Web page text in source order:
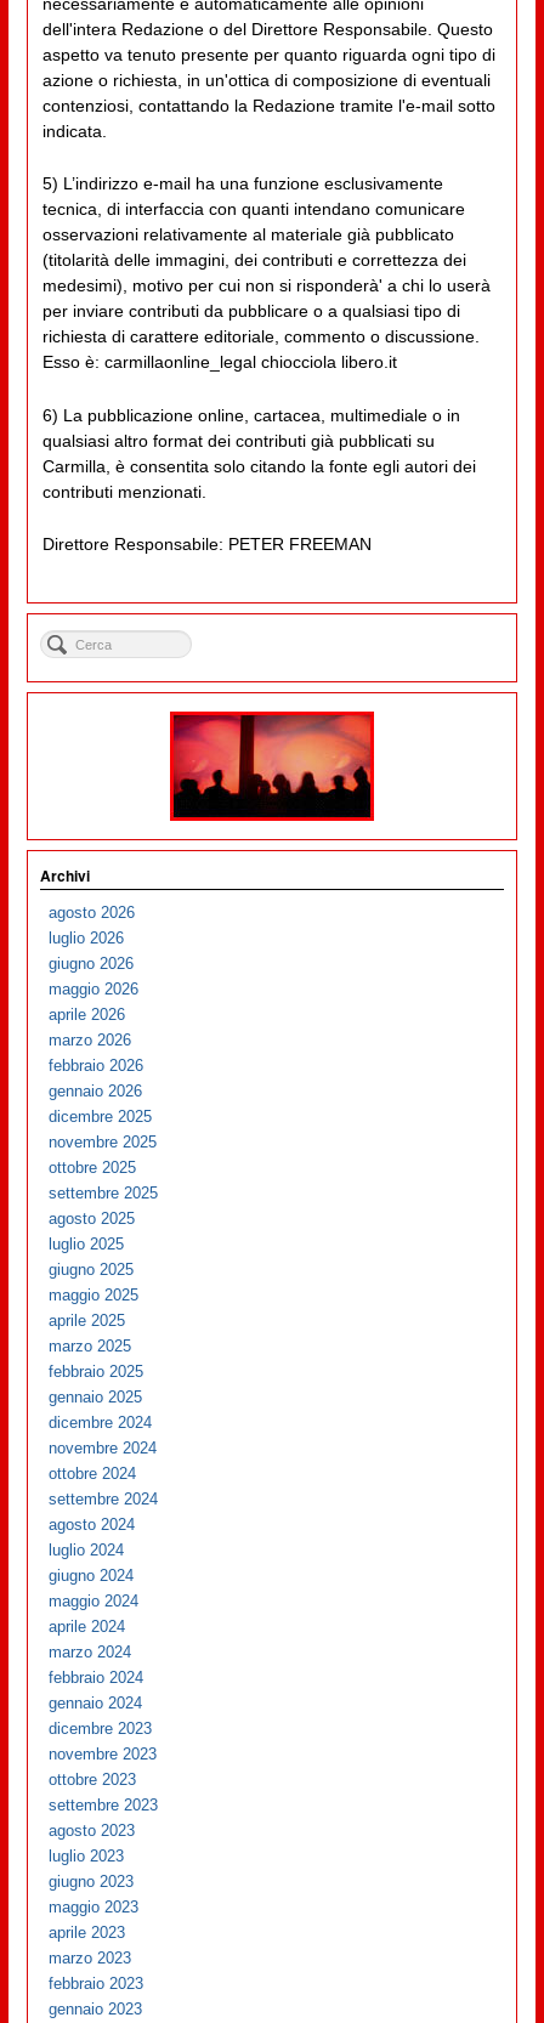
dell'intera Redazione o del Direttore Responsabile. Questo
aspetto va tenuto presente per quanto riguarda ogni tipo di
azione o richiesta, in un'ottica di composizione di eventuali
contenziosi, contattando la Redazione tramite l'e-mail sotto
indicata.
5) L’indirizzo e-mail ha una funzione esclusivamente
tecnica, di interfaccia con quanti intendano comunicare
osservazioni relativamente al materiale già pubblicato
(titolarità delle immagini, dei contributi e correttezza dei
medesimi), motivo per cui non si risponderà' a chi lo userà
per inviare contributi da pubblicare o a qualsiasi tipo di
richiesta di carattere editoriale, commento o discussione.
Esso è: carmillaonline_legal chiocciola libero.it
6) La pubblicazione online, cartacea, multimediale o in
qualsiasi altro format dei contributi già pubblicati su
Carmilla, è consentita solo citando la fonte egli autori dei
contributi menzionati.
Direttore Responsabile: PETER FREEMAN
Archivi
agosto 2026
luglio 2026
giugno 2026
maggio 2026
aprile 2026
marzo 2026
febbraio 2026
gennaio 2026
dicembre 2025
novembre 2025
ottobre 2025
settembre 2025
agosto 2025
luglio 2025
giugno 2025
maggio 2025
aprile 2025
marzo 2025
febbraio 2025
gennaio 2025
dicembre 2024
novembre 2024
ottobre 2024
settembre 2024
agosto 2024
luglio 2024
giugno 2024
maggio 2024
aprile 2024
marzo 2024
febbraio 2024
gennaio 2024
dicembre 2023
novembre 2023
ottobre 2023
settembre 2023
agosto 2023
luglio 2023
giugno 2023
maggio 2023
aprile 2023
marzo 2023
febbraio 2023
gennaio 2023